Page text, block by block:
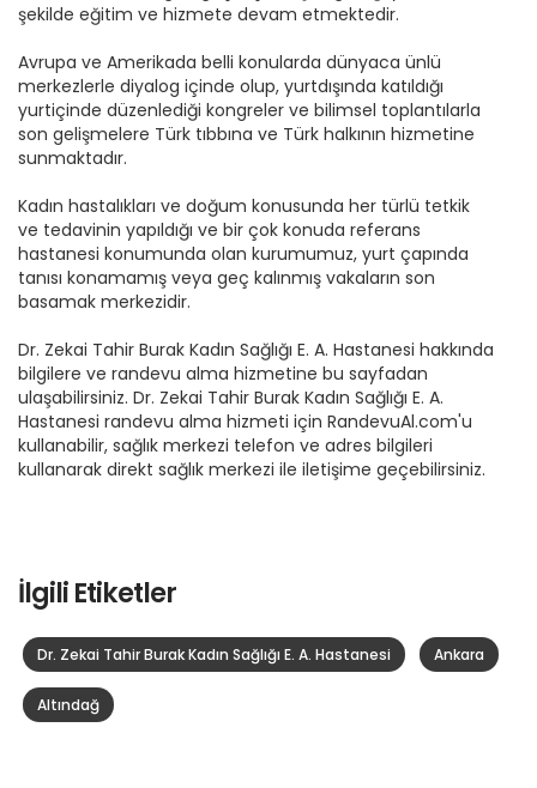
şekilde eğitim ve hizmete devam etmektedir.
Avrupa ve Amerikada belli konularda dünyaca ünlü
merkezlerle diyalog içinde olup, yurtdışında katıldığı
yurtiçinde düzenlediği kongreler ve bilimsel toplantılarla
son gelişmelere Türk tıbbına ve Türk halkının hizmetine
sunmaktadır.
Kadın hastalıkları ve doğum konusunda her türlü tetkik
ve tedavinin yapıldığı ve bir çok konuda referans
hastanesi konumunda olan kurumumuz, yurt çapında
tanısı konamamış veya geç kalınmış vakaların son
basamak merkezidir.
Dr. Zekai Tahir Burak Kadın Sağlığı E. A. Hastanesi hakkında
bilgilere ve randevu alma hizmetine bu sayfadan
ulaşabilirsiniz. Dr. Zekai Tahir Burak Kadın Sağlığı E. A.
Hastanesi randevu alma hizmeti için RandevuAl.com'u
kullanabilir, sağlık merkezi telefon ve adres bilgileri
kullanarak direkt sağlık merkezi ile iletişime geçebilirsiniz.
İlgili Etiketler
Dr. Zekai Tahir Burak Kadın Sağlığı E. A. Hastanesi Ankara
Altındağ